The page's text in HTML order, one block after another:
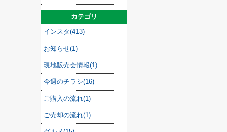
カテゴリ
インスタ(413)
お知らせ(1)
現地販売会情報(1)
今週のチラシ(16)
ご購入の流れ(1)
ご売却の流れ(1)